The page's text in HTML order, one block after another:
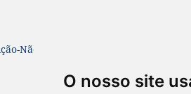
O nosso site
NãoComercial-SemDerivações 4.0